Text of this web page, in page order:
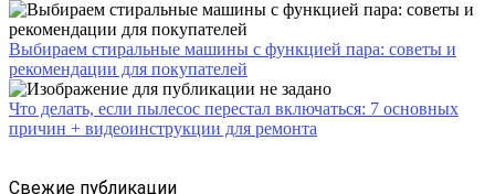
Выбираем стиральные машины с функцией пара: советы и
рекомендации для покупателей
Что делать, если пылесос перестал включаться: 7 основных
причин + видеоинструкции для ремонта
Свежие публикации